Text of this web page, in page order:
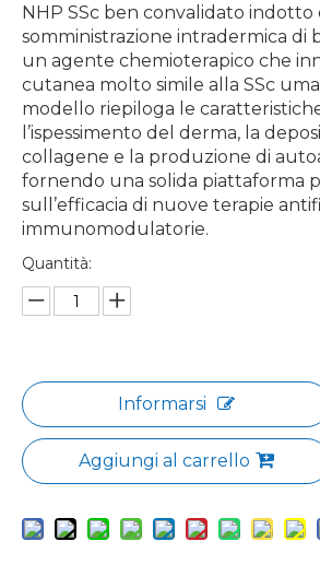
NHP SSc ben convalidato indotto
somministrazione intradermica di
un agente chemioterapico che
cutanea molto simile alla SSc
modello riepiloga le
l’ispessimento del derma, la
collagene e la produzione di
fornendo una solida piattaforma
sull’efficacia di nuove terapie
immunomodulatorie.
Quantità:
Informarsi
Aggiungi al carrello